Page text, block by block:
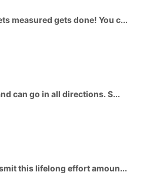
measured gets done! You c...
can go in all directions. S...
this lifelong effort amoun...